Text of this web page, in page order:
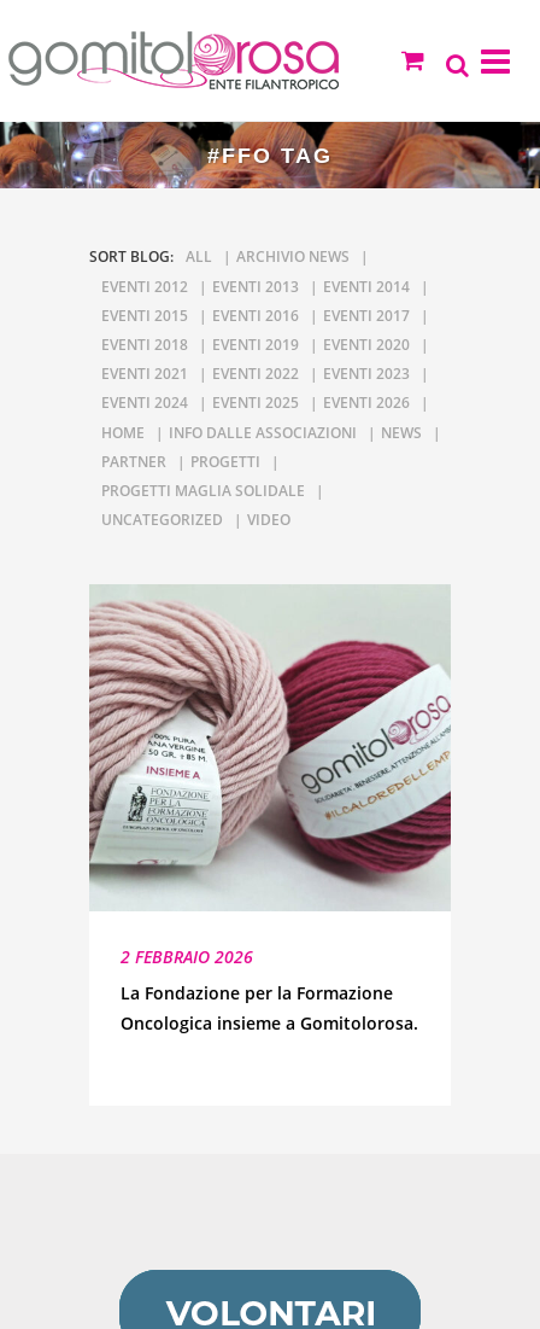
#FFO TAG
SORT BLOG: ALL
ARCHIVIO NEWS
EVENTI 2012
EVENTI 2013
EVENTI 2014
EVENTI 2015
EVENTI 2016
EVENTI 2017
EVENTI 2018
EVENTI 2019
EVENTI 2020
EVENTI 2021
EVENTI 2022
EVENTI 2023
EVENTI 2024
EVENTI 2025
EVENTI 2026
HOME
INFO DALLE ASSOCIAZIONI
NEWS
PARTNER
PROGETTI
PROGETTI MAGLIA SOLIDALE
UNCATEGORIZED
VIDEO
2 FEBBRAIO 2026
La Fondazione per la Formazione
Oncologica insieme a Gomitolorosa.